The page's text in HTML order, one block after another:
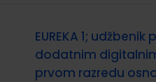
EUREKA 1;
dodatnim
prvom razredu